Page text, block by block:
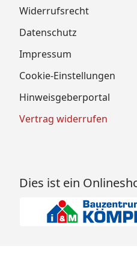
Widerrufsrecht
Datenschutz
Impressum
Cookie-Einstellungen
Hinweisgeberportal
Vertrag widerrufen
Dies ist ein